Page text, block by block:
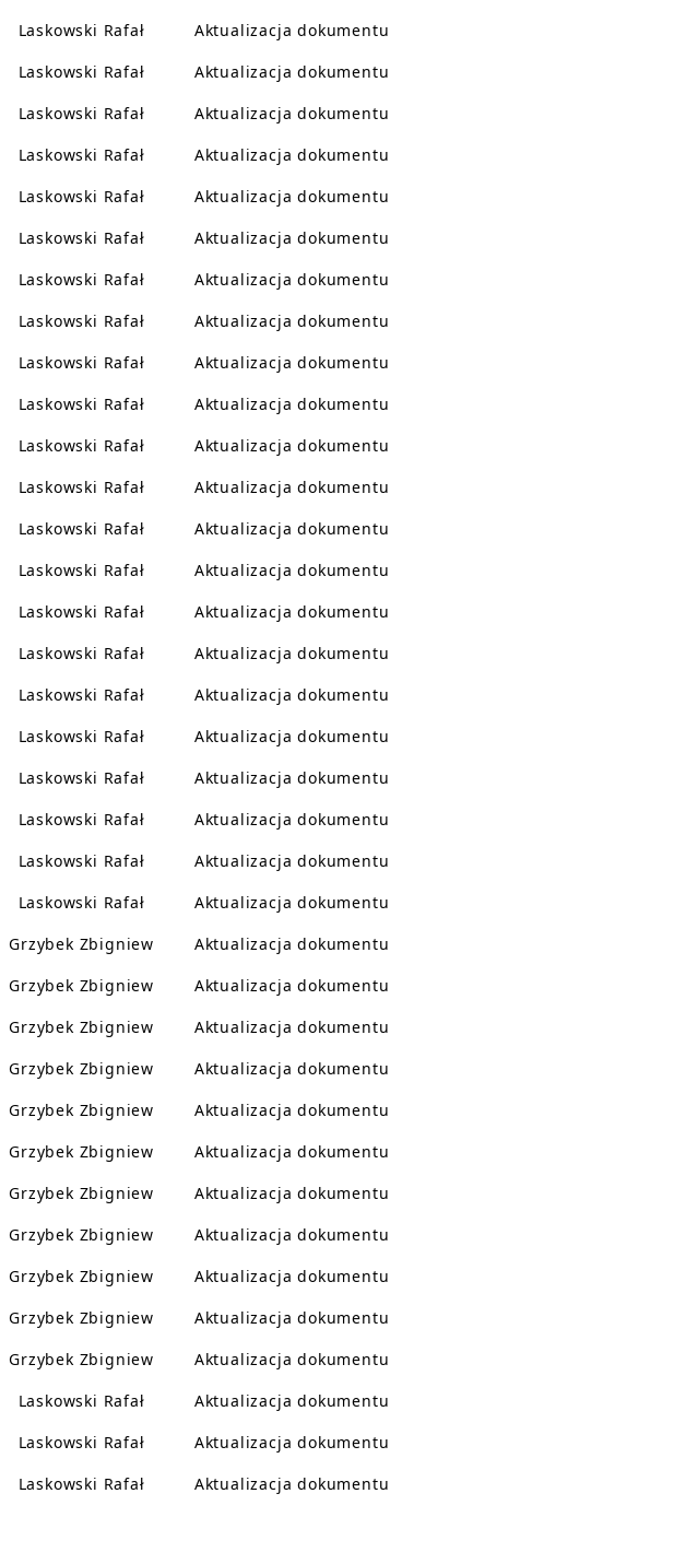
Laskowski Rafał
Aktualizacja dokumentu
Laskowski Rafał
Aktualizacja dokumentu
Laskowski Rafał
Aktualizacja dokumentu
Laskowski Rafał
Aktualizacja dokumentu
Laskowski Rafał
Aktualizacja dokumentu
Laskowski Rafał
Aktualizacja dokumentu
Laskowski Rafał
Aktualizacja dokumentu
Laskowski Rafał
Aktualizacja dokumentu
Laskowski Rafał
Aktualizacja dokumentu
Laskowski Rafał
Aktualizacja dokumentu
Laskowski Rafał
Aktualizacja dokumentu
Laskowski Rafał
Aktualizacja dokumentu
Laskowski Rafał
Aktualizacja dokumentu
Laskowski Rafał
Aktualizacja dokumentu
Laskowski Rafał
Aktualizacja dokumentu
Laskowski Rafał
Aktualizacja dokumentu
Laskowski Rafał
Aktualizacja dokumentu
Laskowski Rafał
Aktualizacja dokumentu
Laskowski Rafał
Aktualizacja dokumentu
Laskowski Rafał
Aktualizacja dokumentu
Laskowski Rafał
Aktualizacja dokumentu
Laskowski Rafał
Aktualizacja dokumentu
Grzybek Zbigniew
Aktualizacja dokumentu
Grzybek Zbigniew
Aktualizacja dokumentu
Grzybek Zbigniew
Aktualizacja dokumentu
Grzybek Zbigniew
Aktualizacja dokumentu
Grzybek Zbigniew
Aktualizacja dokumentu
Grzybek Zbigniew
Aktualizacja dokumentu
Grzybek Zbigniew
Aktualizacja dokumentu
Grzybek Zbigniew
Aktualizacja dokumentu
Grzybek Zbigniew
Aktualizacja dokumentu
Grzybek Zbigniew
Aktualizacja dokumentu
Grzybek Zbigniew
Aktualizacja dokumentu
Laskowski Rafał
Aktualizacja dokumentu
Laskowski Rafał
Aktualizacja dokumentu
Laskowski Rafał Aktualizacja dokumentu